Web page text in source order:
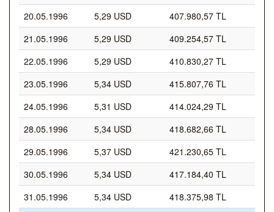
20.05.1996
5,29 USD
407.980,57 TL
21.05.1996
5,29 USD
409.254,57 TL
22.05.1996
5,29 USD
410.830,27 TL
23.05.1996
5,34 USD
415.807,76 TL
24.05.1996
5,31 USD
414.024,29 TL
28.05.1996
5,34 USD
418.682,66 TL
29.05.1996
5,37 USD
421.230,65 TL
30.05.1996
5,34 USD
417.184,40 TL
31.05.1996
5,34 USD 418.375,98 TL